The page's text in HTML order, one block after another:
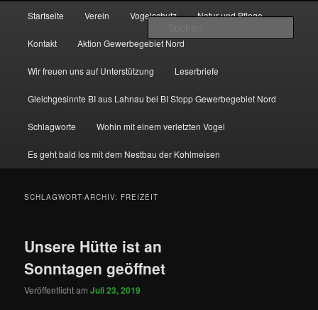
primären
sekundärencontent/uploads/2017/12/cropped-HGON_logo.jpg
Startseite Verein Vogelschutz Natur und Pflege
Kontakt Aktion Gewerbegebiet Nord
Wir freuen uns auf Unterstützung Leserbriefe
Gleichgesinnte BI aus Lahnau bei BI Stopp Gewerbegebiet Nord
Schlagworte Wohin mit einem verletzten Vogel
Es geht bald los mit dem Nestbau der Kohlmeisen
SCHLAGWORT-ARCHIV: FREIZEIT
Unsere Hütte ist an
Sonntagen geöffnet
Veröffentlicht amJuli 23, 2019